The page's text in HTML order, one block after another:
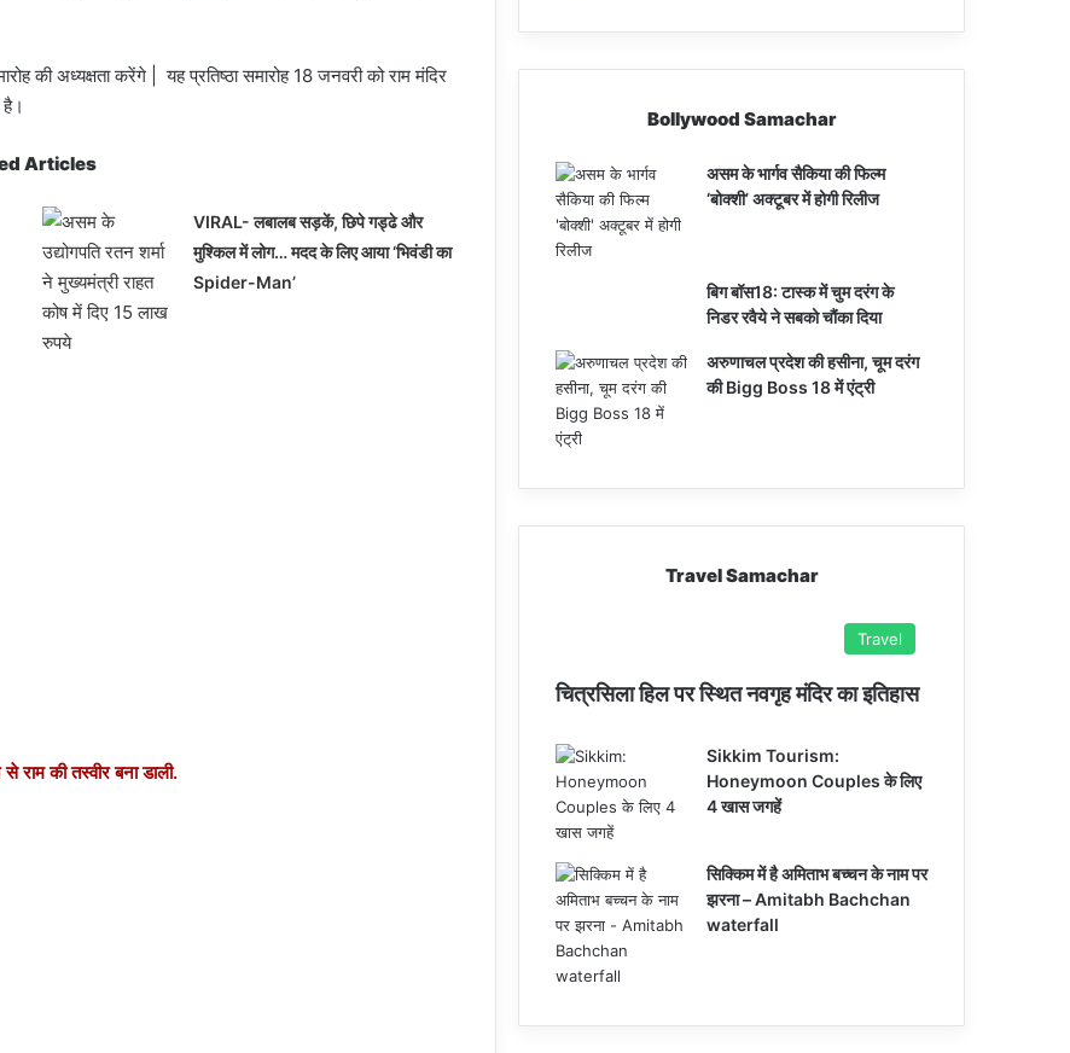
की अध्यक्षता करेंगे | यह प्रतिष्ठा समारोह 18 जनवरी को राम मंदिर
Articles
VIRAL- लबालब सड़कें, छिपे गड्ढे और
मुश्किल में लोग… मदद के लिए आया ‘भिवंडी का
Spider-Man’
की तस्वीर बना डाली.
Bollywood Samachar
असम के भार्गव सैकिया की फिल्म
‘बोक्शी’ अक्टूबर में होगी रिलीज
बिग बॉस18: टास्क में चुम दरंग के
निडर रवैये ने सबको चौंका दिया
अरुणाचल प्रदेश की हसीना, चूम दरंग
की Bigg Boss 18 में एंट्री
Travel Samachar
Travel
चित्रसिला हिल पर स्थित नवगृह मंदिर का इतिहास
Sikkim Tourism:
Honeymoon Couples के लिए
4 खास जगहें
सिक्किम में है अमिताभ बच्चन के नाम पर
झरना – Amitabh Bachchan
waterfall